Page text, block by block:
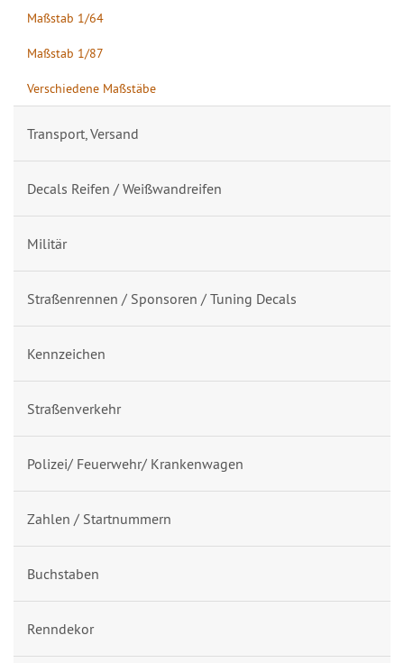
Maßstab 1/64
Maßstab 1/87
Verschiedene Maßstäbe
Transport, Versand
Decals Reifen / Weißwandreifen
Militär
Straßenrennen / Sponsoren / Tuning Decals
Kennzeichen
Straßenverkehr
Polizei/ Feuerwehr/ Krankenwagen
Zahlen / Startnummern
Buchstaben
Renndekor